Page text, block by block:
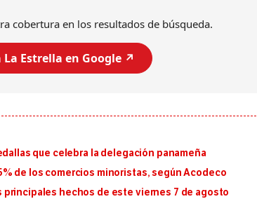
cobertura en los resultados de búsqueda.
La Estrella en Google ↗️
que celebra la delegación panameña
de los comercios minoristas, según Acodeco
principales hechos de este viernes 7 de agosto
7,1 se registró este martes 28 de
emergencia de gran...